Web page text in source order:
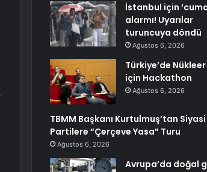
İstanbul için
alarmı! Uyarılar
turuncuya döndü
Ağustos 6, 2026
Türkiye’de
için Hackathon
Ağustos 6, 2026
TBMM Başkanı Kurtulmuş’tan Siyasi
Partilere “Çerçeve Yasa” Turu
Ağustos 6, 2026
Avrupa’da doğal